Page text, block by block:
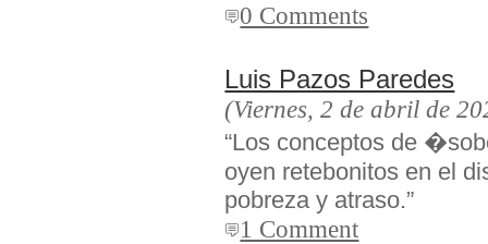
0 Comments
Luis Pazos Paredes
(Viernes, 2 de abril de
“Los conceptos de
oyen retebonitos en el
pobreza y atraso.”
1 Comment